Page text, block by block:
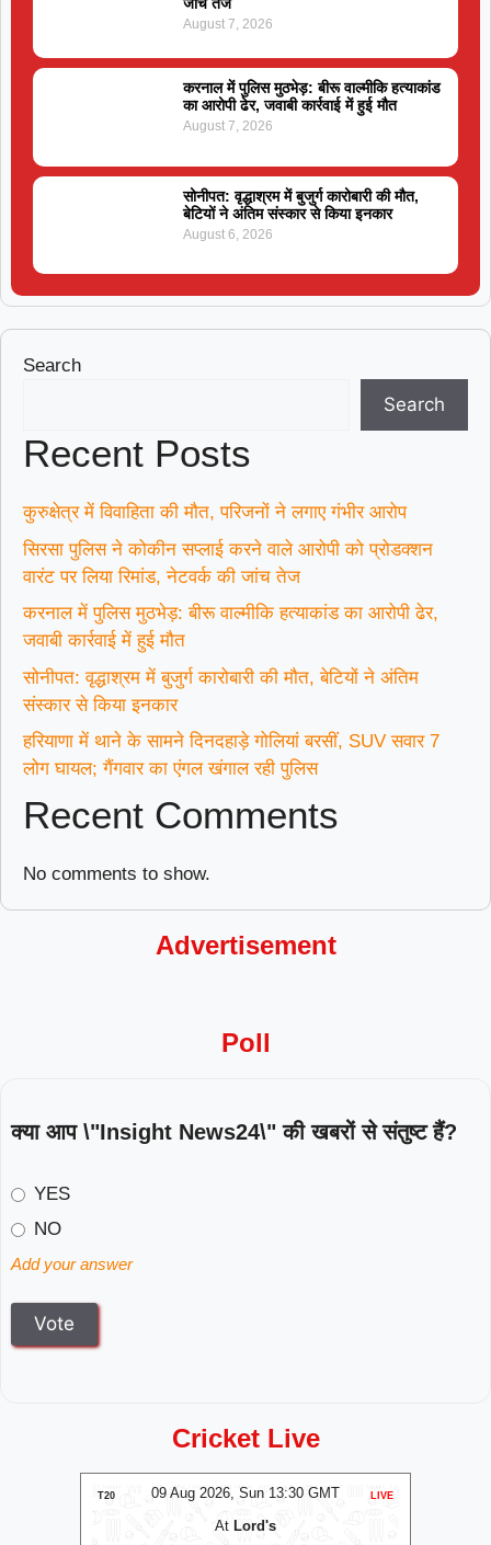
जांच तेज
August 7, 2026
करनाल में पुलिस मुठभेड़: बीरू वाल्मीकि हत्याकांड
का आरोपी ढेर, जवाबी कार्रवाई में हुई मौत
August 7, 2026
सोनीपत: वृद्धाश्रम में बुजुर्ग कारोबारी की मौत,
बेटियों ने अंतिम संस्कार से किया इनकार
August 6, 2026
Search
Search
Recent Posts
कुरुक्षेत्र में विवाहिता की मौत, परिजनों ने लगाए गंभीर आरोप
सिरसा पुलिस ने कोकीन सप्लाई करने वाले आरोपी को प्रोडक्शन
वारंट पर लिया रिमांड, नेटवर्क की जांच तेज
करनाल में पुलिस मुठभेड़: बीरू वाल्मीकि हत्याकांड का आरोपी ढेर,
जवाबी कार्रवाई में हुई मौत
सोनीपत: वृद्धाश्रम में बुजुर्ग कारोबारी की मौत, बेटियों ने अंतिम
संस्कार से किया इनकार
हरियाणा में थाने के सामने दिनदहाड़े गोलियां बरसीं, SUV सवार 7
लोग घायल; गैंगवार का एंगल खंगाल रही पुलिस
Recent Comments
No comments to show.
Advertisement
Poll
क्या आप \"Insight News24\" की खबरों से संतुष्ट हैं?
YES
NO
Add your answer
Cricket Live
09 Aug 2026, Sun 13:30 GMT
T20 LIVE
At Lord's